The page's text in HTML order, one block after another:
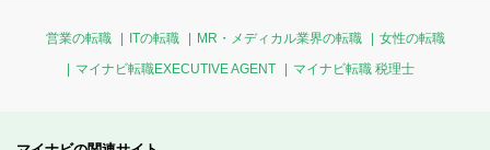
営業の転職 ITの転職 MR・メディカル業界の転職
女性の転職
マイナビ転職EXECUTIVE AGENT
マイナビ転職 税理士